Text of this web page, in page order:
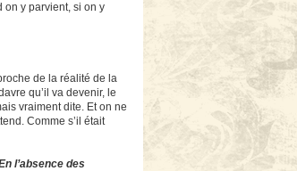
on y parvient, si on y
de la réalité de la
qu’il va devenir, le
vraiment dite. Et on ne
Comme s’il était
l’absence des